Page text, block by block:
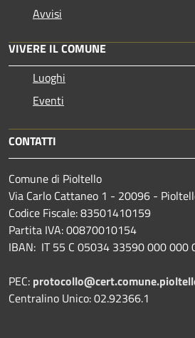
Avvisi
VIVERE IL COMUNE
Luoghi
Eventi
CONTATTI
Comune di Pioltello
Via Carlo Cattaneo 1 - 20096 -
Codice Fiscale: 83501410159
Partita IVA: 00870010154
IBAN: IT 55 C 05034 33590 000 000
PEC:
Centralino Unico: 02.92366.1